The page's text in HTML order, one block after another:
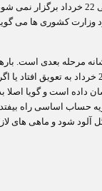
این آخری هم کمتر از آنهای دیگر مهم نیست. کروبی و
وزارت کشوری ها می
را اشاره نکردم در همان 14 خرداد. به نظرم
و اشاره ای می کنند ولایتمداران از فردا شروع به بگیر ببند می
نشان داده است و گویا
حساب اساسی راه
آلود شود و ماهی های